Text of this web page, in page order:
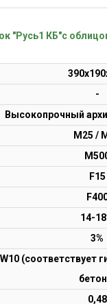
"Русь1 КБ"с
-
Высокопрочный
М25 /
F15
14-
3%
W10 (соответствует
0,48